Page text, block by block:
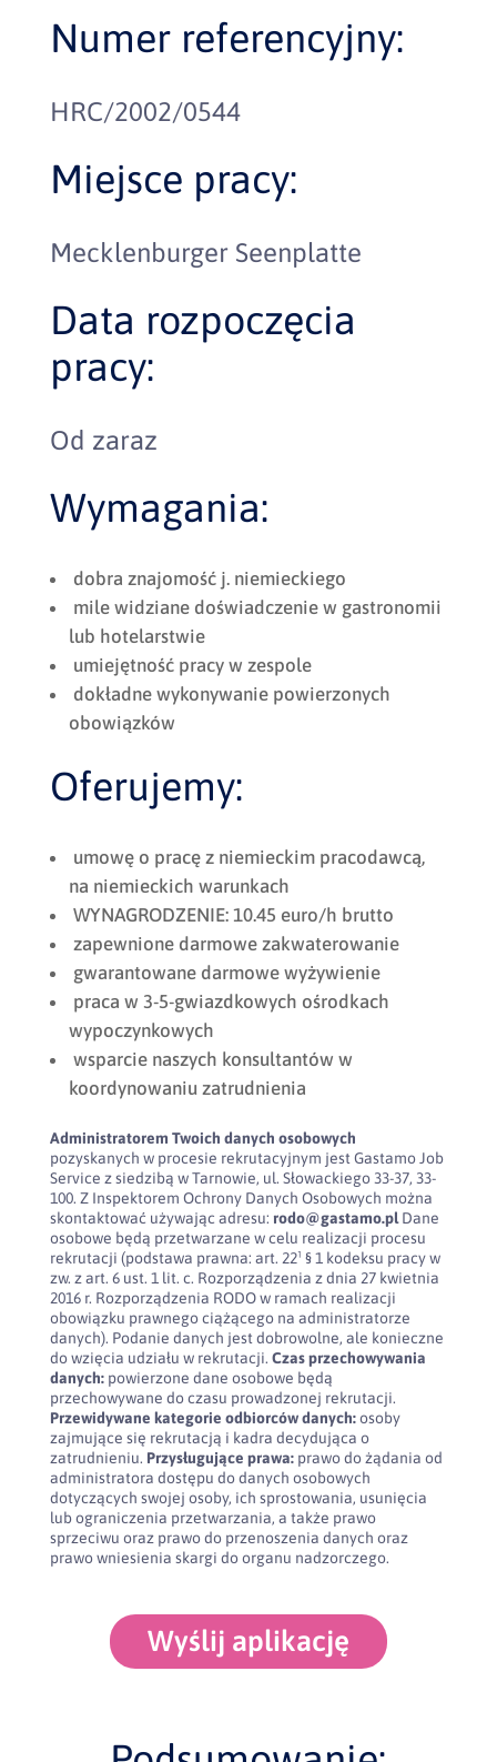
Numer referencyjny:
HRC/2002/0544
Miejsce pracy:
Mecklenburger Seenplatte
Data rozpoczęcia
pracy:
Od zaraz
Wymagania:
dobra znajomość j. niemieckiego
mile widziane doświadczenie w gastronomii
lub hotelarstwie
umiejętność pracy w zespole
dokładne wykonywanie powierzonych
obowiązków
Oferujemy:
umowę o pracę z niemieckim pracodawcą,
na niemieckich warunkach
WYNAGRODZENIE: 10.45 euro/h brutto
zapewnione darmowe zakwaterowanie
gwarantowane darmowe wyżywienie
praca w 3-5-gwiazdkowych ośrodkach
wypoczynkowych
wsparcie naszych konsultantów w
koordynowaniu zatrudnienia
Administratorem Twoich danych osobowych
pozyskanych w procesie rekrutacyjnym jest Gastamo Job
Service z siedzibą w Tarnowie, ul. Słowackiego 33-37, 33-
100. Z Inspektorem Ochrony Danych Osobowych można
skontaktować używając adresu: rodo@gastamo.plDane
osobowe będą przetwarzane w celu realizacji procesu
rekrutacji (podstawa prawna: art. 22¹ § 1 kodeksu pracy w
zw. z art. 6 ust. 1 lit. c. Rozporządzenia z dnia 27 kwietnia
2016 r. Rozporządzenia RODO w ramach realizacji
obowiązku prawnego ciążącego na administratorze
danych). Podanie danych jest dobrowolne, ale konieczne
do wzięcia udziału w rekrutacji. Czas przechowywania
danych:powierzone dane osobowe będą
przechowywane do czasu prowadzonej rekrutacji.
Przewidywane kategorie odbiorców danych:osoby
zajmujące się rekrutacją i kadra decydująca o
zatrudnieniu. Przysługujące prawa:prawo do żądania od
administratora dostępu do danych osobowych
dotyczących swojej osoby, ich sprostowania, usunięcia
lub ograniczenia przetwarzania, a także prawo
sprzeciwu oraz prawo do przenoszenia danych oraz
prawo wniesienia skargi do organu nadzorczego.
Wyślij aplikację